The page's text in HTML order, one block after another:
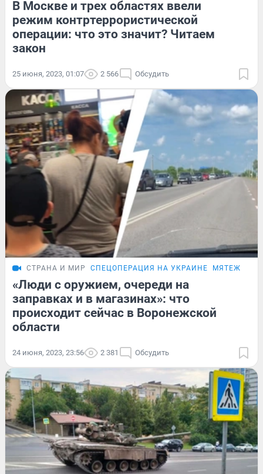
В Москве и трех областях ввели
режим контртеррористической
операции: что это значит? Читаем
закон
25 июня, 2023, 01:07 2 566 Обсудить
СТРАНА И МИР СПЕЦОПЕРАЦИЯ НА УКРАИНЕ МЯТЕЖ
«Люди с оружием, очереди на
заправках и в магазинах»: что
происходит сейчас в Воронежской
области
24 июня, 2023, 23:56 2 381 Обсудить